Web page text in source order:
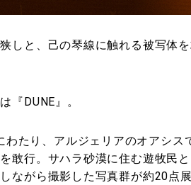
しと、己の琴線に触れる被写体
『DUNE』。
たり、アルジェリアのオアシス
敢行。サハラ砂漠に住む遊牧民
ながら撮影した写真群が約20点展